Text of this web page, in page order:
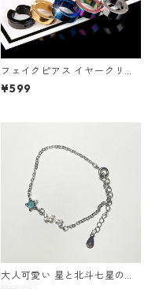
フェイクピアス イヤークリッ
プ イヤーカフ 2個セット メン
ズ レディース ピアス ノンホー
¥599
大人可愛い 星と北斗七星のブ